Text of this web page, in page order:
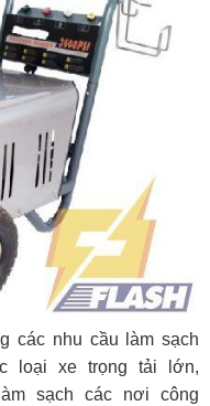
các nhu cầu làm sạch
loại xe trọng tải lớn,
sạch các nơi công